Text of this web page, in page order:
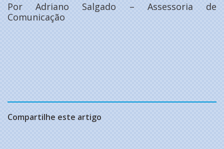
Por Adriano Salgado – Assessoria de
Comunicação
Compartilhe este artigo